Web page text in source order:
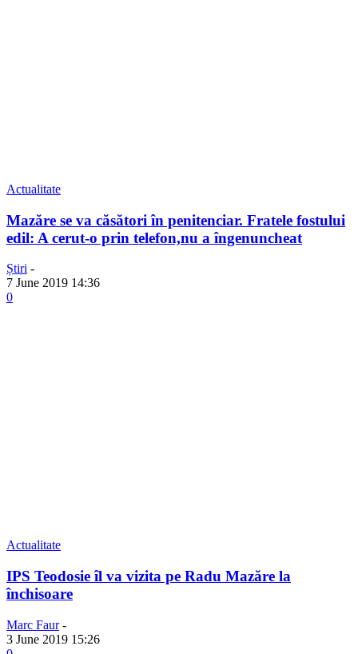
Actualitate
Mazăre se va căsători în penitenciar. Fratele fostului
edil: A cerut-o prin telefon,nu a îngenuncheat
Știri -
7 June 2019 14:36
0
Actualitate
IPS Teodosie îl va vizita pe Radu Mazăre la
închisoare
Marc Faur -
3 June 2019 15:26